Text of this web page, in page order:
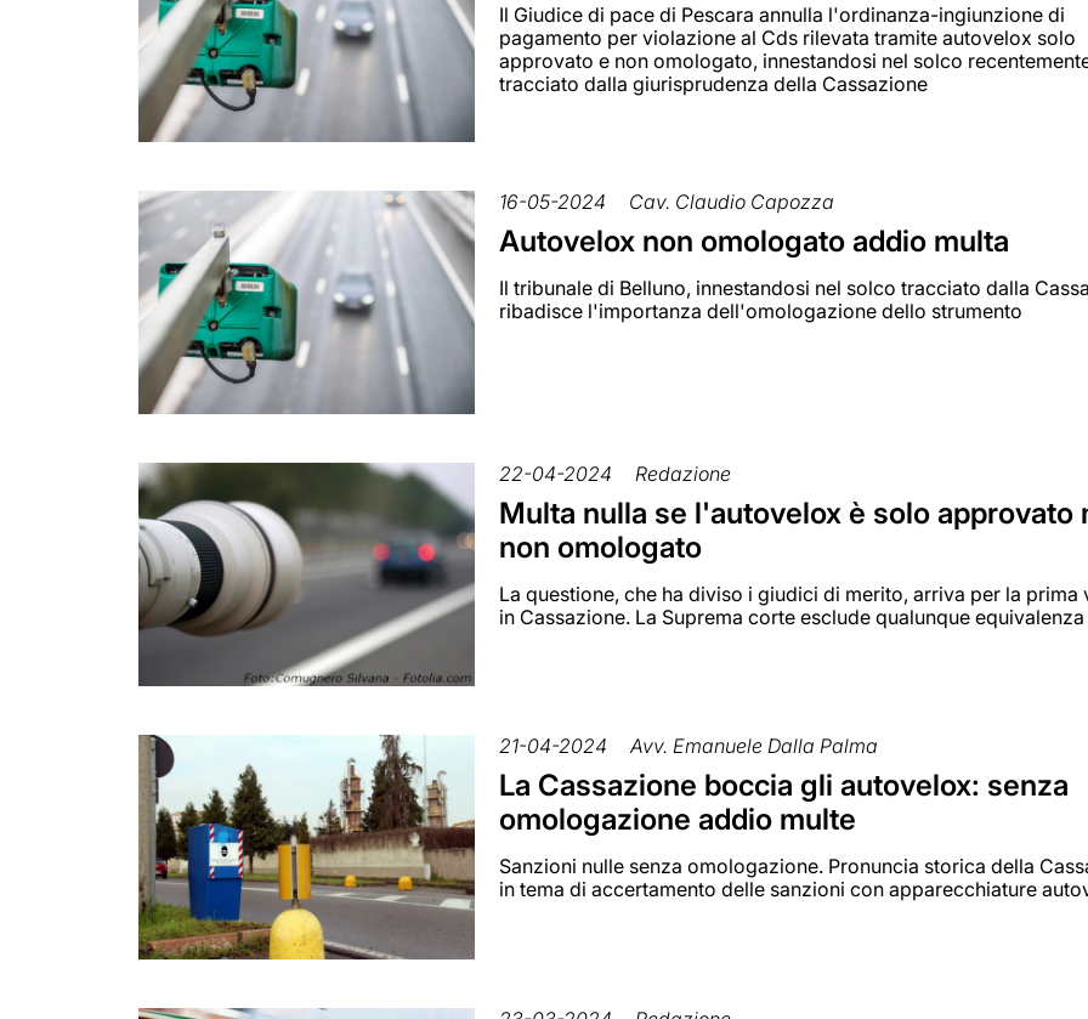
Il Giudice di pace di Pescara annulla l'ordinanza-ingiunzione di
pagamento per violazione al Cds rilevata tramite autovelox solo
approvato e non omologato, innestandosi nel solco
tracciato dalla giurisprudenza della Cassazione
16-05-2024 Cav. Claudio Capozza
Autovelox non omologato addio multa
Il tribunale di Belluno, innestandosi nel solco tracciato dalla
ribadisce l'importanza dell'omologazione dello strumento
22-04-2024 Redazione
Multa nulla se l'autovelox è solo approvato
non omologato
La questione, che ha diviso i giudici di merito, arriva per la prima
in Cassazione. La Suprema corte esclude qualunque equivalenza
21-04-2024 Avv. Emanuele Dalla Palma
La Cassazione boccia gli autovelox: senza
omologazione addio multe
Sanzioni nulle senza omologazione. Pronuncia storica della
in tema di accertamento delle sanzioni con apparecchiature